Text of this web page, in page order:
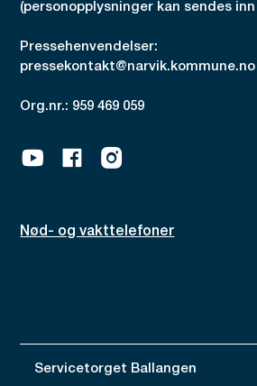
(personopplysninger kan sendes
Pressehenvendelser:
pressekontakt@narvik.kommune.no
Org.nr.: 959 469 059
YoutubeFacebookInstagram
Nød- og vakttelefoner
Servicetorget Ballangen